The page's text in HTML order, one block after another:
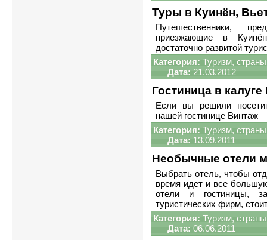
Туры в Куинён,
Путешественники,
приезжающие в
достаточно развитой
Категория: Туризм,
Дата: 21.03.2012
Гостиница в
Если вы решили
нашей гостинице Винтаж
Категория: Туризм,
Дата: 13.09.2011
Необычные отели
Выбрать отель, чтобы
время идет и все
отели и гостиницы,
туристических фирм,
Категория: Туризм,
Дата: 06.06.2011